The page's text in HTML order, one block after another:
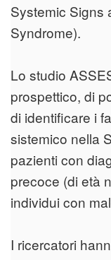
Systemic Signs
Syndrome).
Lo studio
prospettico, di
di identificare i
sistemico nella
pazienti con
precoce (di età
individui con
I ricercatori